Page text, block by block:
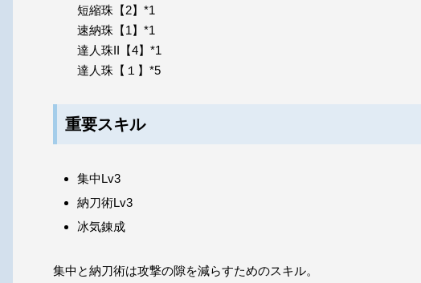
短縮珠【2】*1
速納珠【1】*1
達人珠II【4】*1
達人珠【１】*5
重要スキル
集中Lv3
納刀術Lv3
冰気錬成
集中と納刀術は攻撃の隙を減らすためのスキル。